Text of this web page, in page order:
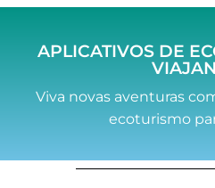
APLICATIVOS DE
Viva novas aventuras
ecoturismo